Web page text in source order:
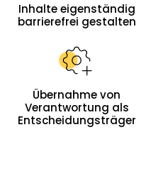
Inhalte eigenständig
barrierefrei gestalten
Übernahme von
Verantwortung als
Entscheidungsträger